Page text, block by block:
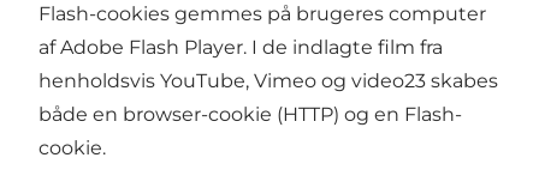
Flash-cookies gemmes på brugeres computer
af Adobe Flash Player. I de indlagte film fra
henholdsvis YouTube, Vimeo og video23 skabes
både en browser-cookie (HTTP) og en Flash-
cookie.